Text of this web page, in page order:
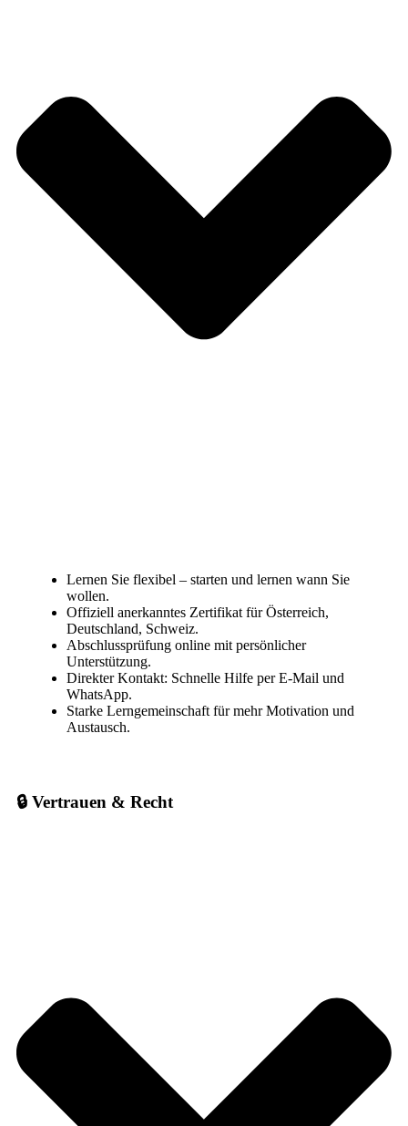
Lernen Sie flexibel – starten und lernen wann Sie
wollen.
Offiziell anerkanntes Zertifikat für Österreich,
Deutschland, Schweiz.
Abschlussprüfung online mit persönlicher
Unterstützung.
Direkter Kontakt: Schnelle Hilfe per E-Mail und
WhatsApp.
Starke Lerngemeinschaft für mehr Motivation und
Austausch.
🔒 Vertrauen & Recht